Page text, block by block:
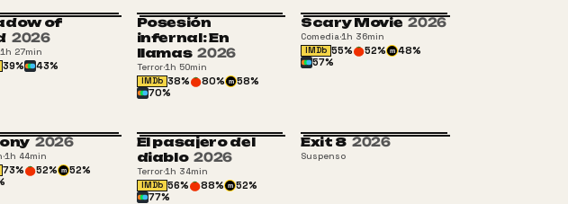
of
2026
1h 27min
39% 43%
Posesión
infernal: En
llamas 2026
Terror·1h 50min
IMDb 38% 80% m 58%
70%
+16
Scary Movie 2026
Comedia·1h 36min
IMDb 55% 52% m 48%
57%
2026
·1h 44min
73% 52% m 52%
+16
El pasajero del
diablo 2026
Terror·1h 34min
IMDb 56% 88% m 52%
77%
Exit 8 2026
Suspenso